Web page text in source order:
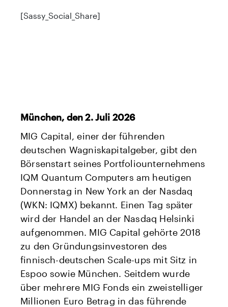
[Sassy_Social_Share]
München, den 2. Juli 2026
MIG Capital, einer der führenden
deutschen Wagniskapitalgeber, gibt den
Börsenstart seines Portfoliounternehmens
IQM Quantum Computers am heutigen
Donnerstag in New York an der Nasdaq
(WKN: IQMX) bekannt. Einen Tag später
wird der Handel an der Nasdaq Helsinki
aufgenommen. MIG Capital gehörte 2018
zu den Gründungsinvestoren des
finnisch-deutschen Scale-ups mit Sitz in
Espoo sowie München. Seitdem wurde
über mehrere MIG Fonds ein zweistelliger
Millionen Euro Betrag in das führende